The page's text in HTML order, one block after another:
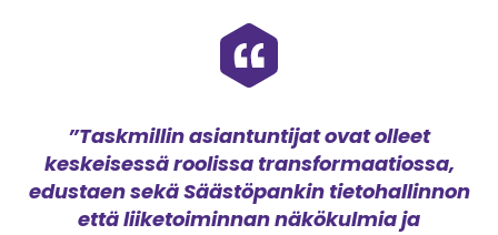
”Taskmillin asiantuntijat ovat olleet
keskeisessä roolissa transformaatiossa,
edustaen sekä Säästöpankin tietohallinnon
että liiketoiminnan näkökulmia ja